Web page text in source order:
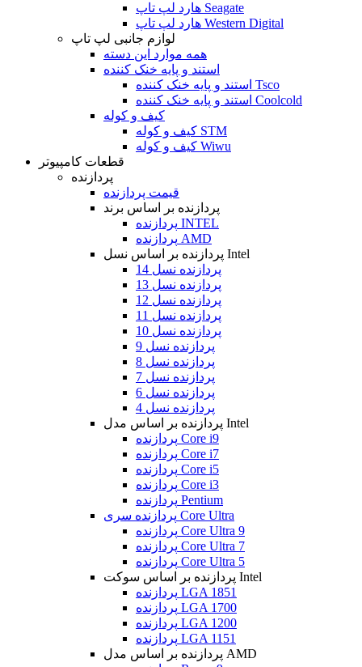
هارد لپ تاپ Seagate
هارد لپ تاپ Western Digital
لوازم جانبی لپ تاپ
همه موارد این دسته
استند و پایه خنک کننده
استند و پایه خنک کننده Tsco
استند و پایه خنک کننده Coolcold
کیف و کوله
کیف و کوله STM
کیف و کوله Wiwu
قطعات کامپیوتر
پردازنده
قیمت پردازنده
پردازنده بر اساس برند
پردازنده INTEL
پردازنده AMD
پردازنده بر اساس نسل Intel
پردازنده نسل 14
پردازنده نسل 13
پردازنده نسل 12
پردازنده نسل 11
پردازنده نسل 10
پردازنده نسل 9
پردازنده نسل 8
پردازنده نسل 7
پردازنده نسل 6
پردازنده نسل 4
پردازنده بر اساس مدل Intel
پردازنده Core i9
پردازنده Core i7
پردازنده Core i5
پردازنده Core i3
پردازنده Pentium
پردازنده سری Core Ultra
پردازنده Core Ultra 9
پردازنده Core Ultra 7
پردازنده Core Ultra 5
پردازنده بر اساس سوکت Intel
پردازنده LGA 1851
پردازنده LGA 1700
پردازنده LGA 1200
پردازنده LGA 1151
پردازنده بر اساس مدل AMD